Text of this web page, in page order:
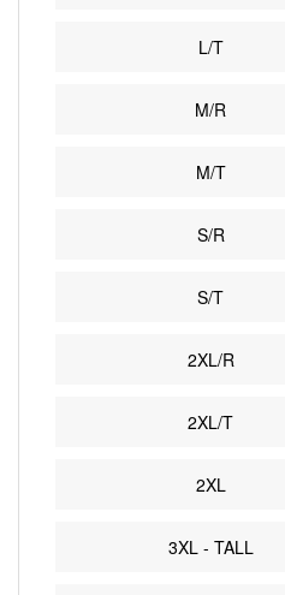
L/T
M/R
M/T
S/R
S/T
2XL/R
2XL/T
2XL
3XL - TALL